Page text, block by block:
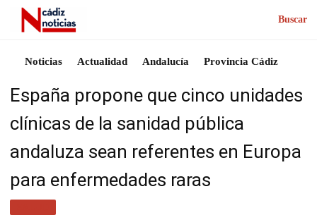
Buscar
Noticias Actualidad Andalucía Provincia Cádiz
España propone que cinco unidades
clínicas de la sanidad pública
andaluza sean referentes en Europa
para enfermedades raras